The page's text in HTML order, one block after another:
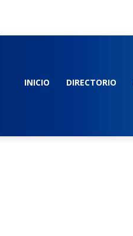
INICIO DIRECTORIO